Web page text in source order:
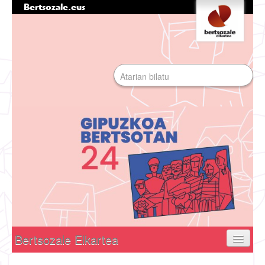
Bertsozale.eus
Tresna
pertsonalak
Bilatu atarian
Bilaketa
aurreratua…
Bertsozale Elkartea